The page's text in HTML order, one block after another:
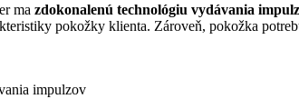
ma zdokonalenú technológiu vydávania
pokožky klienta. Zároveň, pokožka
impulzov